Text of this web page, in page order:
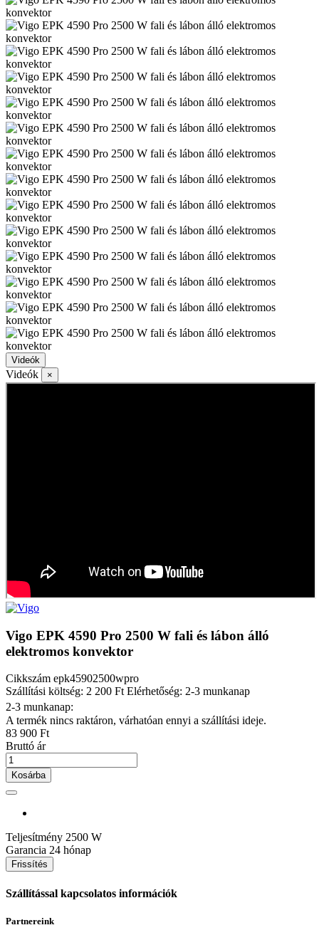
Videók
Videók ×
Vigo EPK 4590 Pro 2500 W fali és lábon álló
elektromos konvektor
Cikkszám epk45902500wpro
Szállítási költség: 2 200 FtElérhetőség: 2-3 munkanap
2-3 munkanap:
A termék nincs raktáron, várhatóan ennyi a szállítási ideje.
83 900 Ft
Bruttó ár
Kosárba
Teljesítmény 2500 W
Garancia 24 hónap
Szállítással kapcsolatos információk
Partnereink